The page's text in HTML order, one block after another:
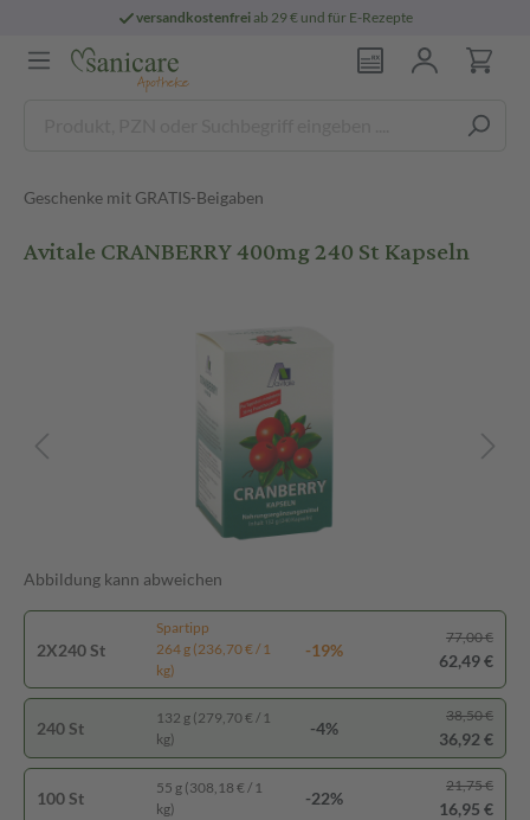
versandkostenfreiab 29 € und für E-Rezepte
Geschenke mit GRATIS-Beigaben
Avitale CRANBERRY 400mg 240 St Kapseln
Abbildung kann abweichen
2X240 St
Spartipp
264 g (236,70 € / 1
kg)
-19%
77,00 €
62,49 €
240 St
132 g (279,70 € / 1
kg)
-4%
38,50 €
36,92 €
100 St
55 g (308,18 € / 1
kg)
-22%
21,75 €
16,95 €